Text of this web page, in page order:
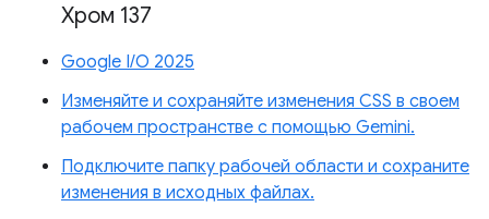
Хром 137
Google I/O 2025
Изменяйте и сохраняйте изменения CSS в своем
рабочем пространстве с помощью Gemini.
Подключите папку рабочей области и сохраните
изменения в исходных файлах.